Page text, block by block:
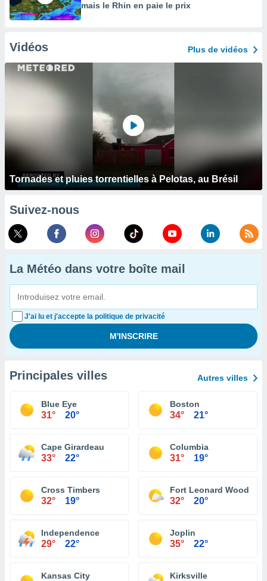
mais le Rhin en paie le prix
Vidéos Plus de vidéos
Tornades et pluies torrentielles à Pelotas, au Brésil
Suivez-nous
La Météo dans votre boîte mail
J'ai lu et j'accepte la politique de privacité
Principales villes Autres villes
Blue Eye
31° 20°
Boston
34° 21°
Cape Girardeau
33° 22°
Columbia
31° 19°
Cross Timbers
32° 19°
Fort Leonard Wood
32° 20°
Independence
29° 22°
Joplin
35° 22°
Kansas City Kirksville